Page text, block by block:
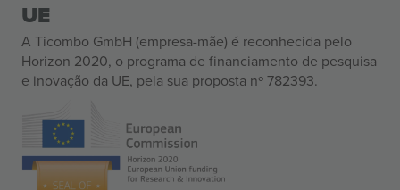
UE
A Ticombo GmbH (empresa-mãe) é reconhecida pelo
Horizon 2020, o programa de financiamento de pesquisa
e inovação da UE, pela sua proposta nº 782393.